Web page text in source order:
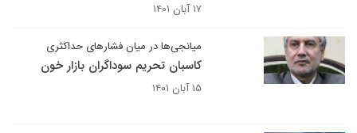
۱۷ آبان ۱۴۰۱
میانجی‌ها در میان فشارهای حداکثری
کاسبان تحریم سوداگران بازار خون
۱۵ آبان ۱۴۰۱